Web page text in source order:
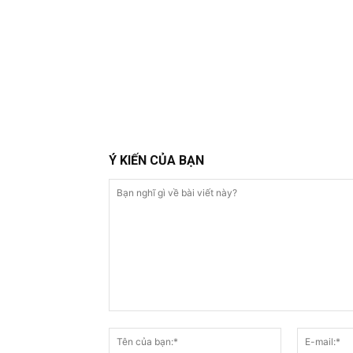
Ý KIẾN CỦA BẠN
nghĩ